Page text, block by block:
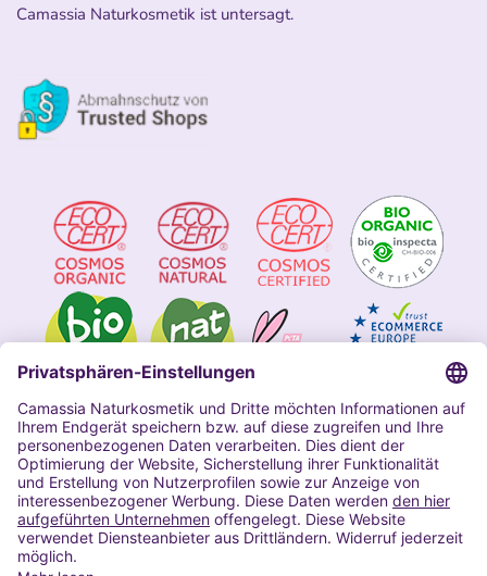
Camassia Naturkosmetik ist untersagt.
Impressum
Allgemeine Geschäftsbedingungen
Datenschutzerklärung Camassia
Widerrufsbelehrung